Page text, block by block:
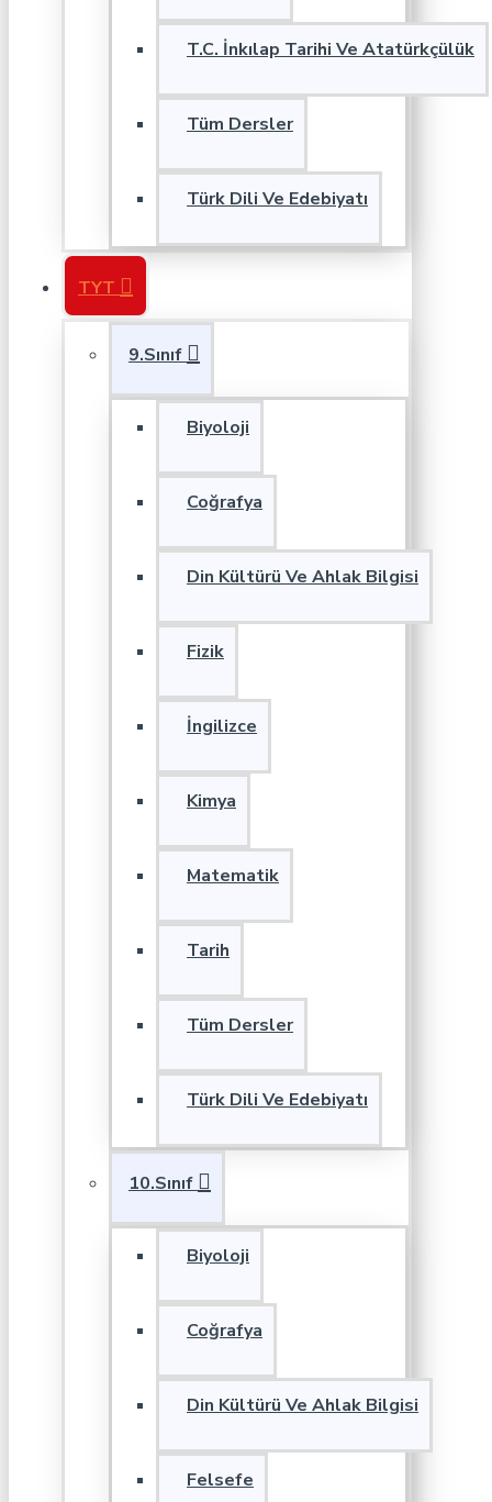
T.C. İnkılap Tarihi Ve Atatürkçülük
Tüm Dersler
Türk Dili Ve Edebiyatı
TYT
9.Sınıf
Biyoloji
Coğrafya
Din Kültürü Ve Ahlak Bilgisi
Fizik
İngilizce
Kimya
Matematik
Tarih
Tüm Dersler
Türk Dili Ve Edebiyatı
10.Sınıf
Biyoloji
Coğrafya
Din Kültürü Ve Ahlak Bilgisi
Felsefe